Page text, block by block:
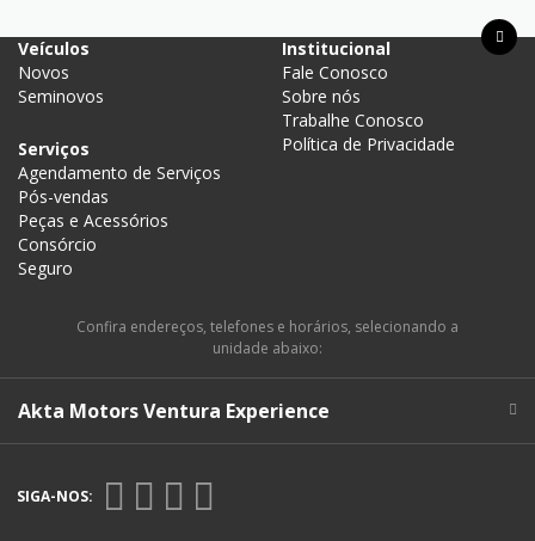
Acesso Rápido
Veículos
Novos
Seminovos
Serviços
Agendamento de Serviços
Pós-vendas
Peças e Acessórios
Consórcio
Seguro
Institucional
Fale Conosco
Sobre nós
Trabalhe Conosco
Política de Privacidade
Confira endereços, telefones e horários, selecionando a
unidade abaixo:
Akta Motors Ventura Experience
SIGA-NOS: